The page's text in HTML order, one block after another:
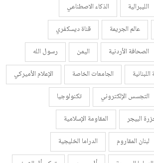
الليبرالية
الذكاء الاصطناعي
عالم الجريمة
قناة ديسكفري
الصحافة الأردنية اليمن
رسول الله
الجامعات الخاصة
الإعلام الأميركي
التجسس الإلكتروني
تكنولوجيا
البيجر
المقاومة الإسلامية
لبنان المقاروم
الدراما الخليجية